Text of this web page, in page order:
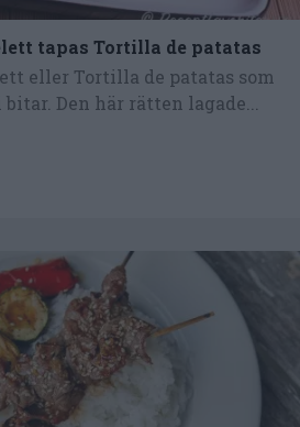
tapas Tortilla de patatas
eller Tortilla de patatas som
Den här rätten lagade...